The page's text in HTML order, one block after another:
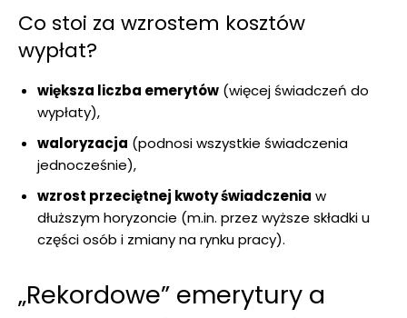
Co stoi za wzrostem kosztów
wypłat?
większa liczba emerytów (więcej świadczeń do
wypłaty),
waloryzacja (podnosi wszystkie świadczenia
jednocześnie),
wzrost przeciętnej kwoty świadczenia w
dłuższym horyzoncie (m.in. przez wyższe składki u
części osób i zmiany na rynku pracy).
„Rekordowe” emerytury a